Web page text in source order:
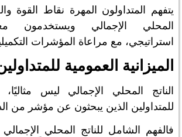
يتفهم المتداولون المهرة نقاط القوة
المحلي الإجمالي ويستخدمون
استراتيجي، مع مراعاة المؤشرات
الميزانية العمومية
الناتج المحلي الإجمالي ليس
للمتداولين الذين يبحثون عن مؤشر من
فالفهم الشامل للناتج المحلي